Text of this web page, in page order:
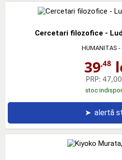
Cercetari filozofice -
HUMANITAS -
39,48
PRP:
stoc
➤ alertă